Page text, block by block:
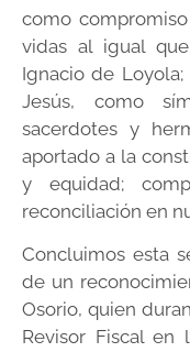
como
vidas al igual
Ignacio de
Jesús, como
sacerdotes y
aportado a la
y equidad;
reconciliación en
Concluimos esta
de un
Osorio, quien
Revisor Fiscal en